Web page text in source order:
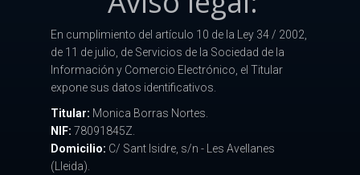
En cumplimiento del artículo 10 de la Ley 34 / 2002,
de 11 de julio, de Servicios de la Sociedad de la
Información y Comercio Electrónico, el Titular
expone sus datos identificativos.
Titular: Monica Borras Nortes.
NIF: 78091845Z.
Domicilio: C/ Sant Isidre, s/n - Les Avellanes
(Lleida).